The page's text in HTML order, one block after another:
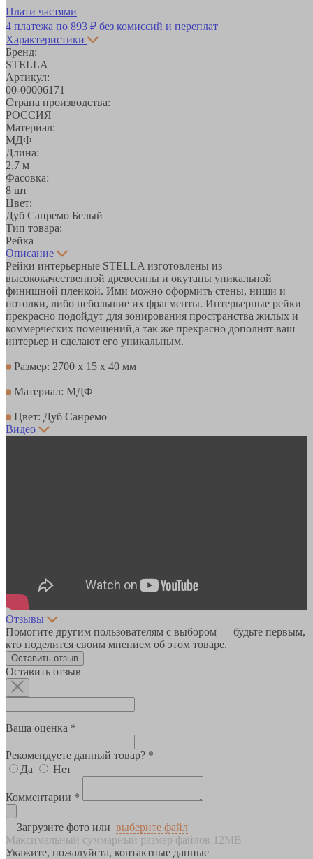
Плати частями
4 платежа по 893 ₽ без комиссий и переплат
Характеристики
Бренд:
STELLA
Артикул:
00-00006171
Страна производства:
РОССИЯ
Материал:
МДФ
Длина:
2,7 м
Фасовка:
8 шт
Цвет:
Дуб Санремо Белый
Тип товара:
Рейка
Описание
Рейки интерьерные STELLA изготовлены из
высококачественной древесины и окутаны уникальной
финишной пленкой. Ими можно оформить стены, ниши и
потолки, либо небольшие их фрагменты. Интерьерные рейки
прекрасно подойдут для зонирования пространства жилых и
коммерческих помещений,а так же прекрасно дополнят ваш
интерьер и сделают его уникальным.
Размер: 2700 х 15 х 40 мм
Материал: МДФ
Цвет: Дуб Санремо
Видео
Отзывы
Помогите другим пользователям с выбором — будьте первым,
кто поделится своим мнением об этом товаре.
Оставить отзыв
Оставить отзыв
Ваша оценка *
Рекомендуете данный товар? *
Да
Нет
Комментарии *
Загрузите фото или выберите файл
Максимальный суммарный размер файлов 12MB
Укажите, пожалуйста, контактные данные